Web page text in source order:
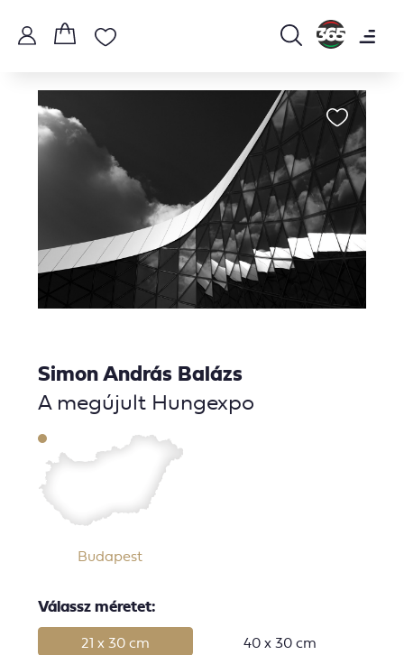
Simon András Balázs
A megújult Hungexpo
Budapest
Válassz méretet:
21 x 30 cm
40 x 30 cm